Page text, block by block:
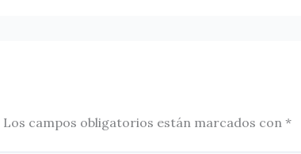
Los campos obligatorios están marcados con *